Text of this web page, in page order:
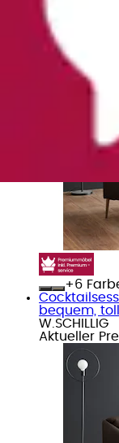
zeitlos, tolle
W.SCHILLIG
Aktueller
+
bequem,
W.SCHILLIG
Aktueller